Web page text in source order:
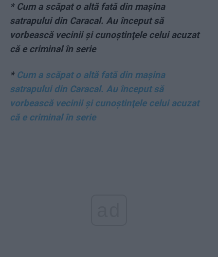
* Cum a scăpat o altă fată din maşina
satrapului din Caracal. Au început să
vorbească vecinii şi cunoştinţele celui acuzat
că e criminal în serie
* Cum a scăpat o altă fată din maşina
satrapului din Caracal. Au început să
vorbească vecinii şi cunoştinţele celui acuzat
că e criminal în serie